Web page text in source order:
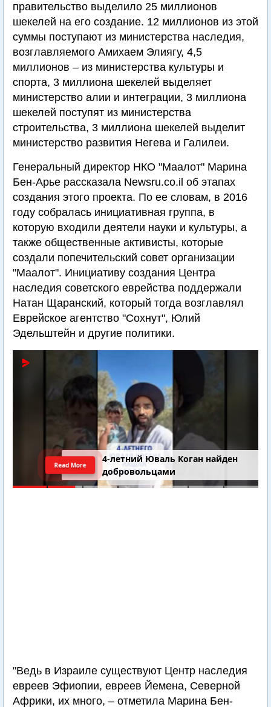
правительство выделило 25 миллионов
шекелей на его создание. 12 миллионов из этой
суммы поступают из министерства наследия,
возглавляемого Амихаем Элиягу, 4,5
миллионов – из министерства культуры и
спорта, 3 миллиона шекелей выделяет
министерство алии и интеграции, 3 миллиона
шекелей поступят из министерства
строительства, 3 миллиона шекелей выделит
министерство развития Негева и Галилеи.
Генеральный директор НКО "Маалот" Марина
Бен-Арье рассказала Newsru.co.il об этапах
создания этого проекта. По ее словам, в 2016
году собралась инициативная группа, в
которую входили деятели науки и культуры, а
также общественные активисты, которые
создали попечительский совет организации
"Маалот". Инициативу создания Центра
наследия советского еврейства поддержали
Натан Щаранский, который тогда возглавлял
Еврейское агентство "Сохнут", Юлий
Эдельштейн и другие политики.
4-летний Юваль Коган найден
добровольцами
Read More
"Ведь в Израиле существуют Центр наследия
евреев Эфиопии, евреев Йемена, Северной
Африки, их много, – отметила Марина Бен-